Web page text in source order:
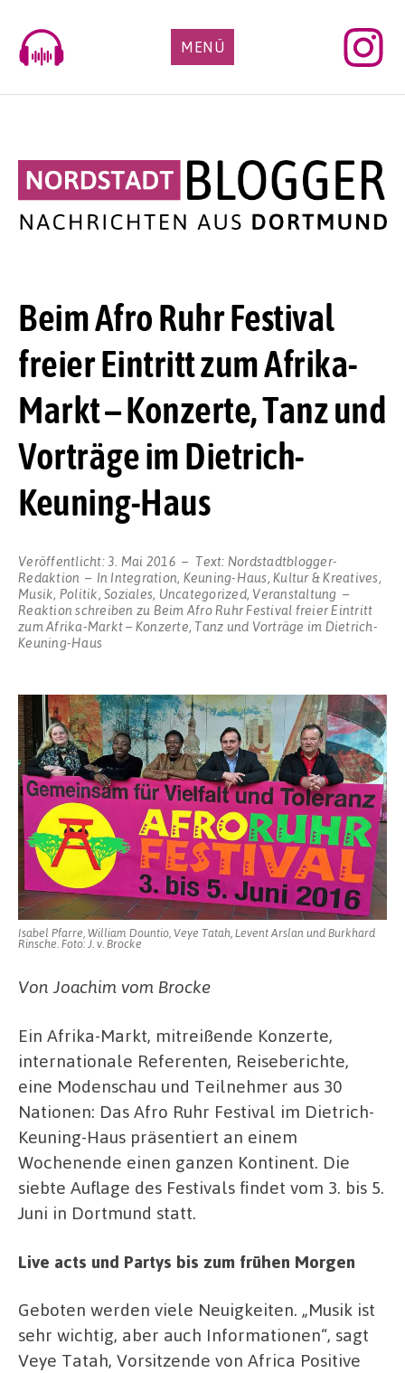
content
MENÜ
Beim Afro Ruhr Festival
freier Eintritt zum Afrika-
Markt – Konzerte, Tanz und
Vorträge im Dietrich-
Keuning-Haus
Veröffentlicht:3. Mai 2016 Text: Nordstadtblogger-
Redaktion
In Integration, Keuning-Haus, Kultur & Kreatives,
Musik, Politik, Soziales, Uncategorized, Veranstaltung
Reaktion schreiben zu Beim Afro Ruhr Festival freier Eintritt
zum Afrika-Markt – Konzerte, Tanz und Vorträge im Dietrich-
Keuning-Haus
Isabel Pfarre, William Dountio, Veye Tatah, Levent Arslan und Burkhard
Rinsche. Foto: J. v. Brocke
Von Joachim vom Brocke
Ein Afrika-Markt, mitreißende Konzerte,
internationale Referenten, Reiseberichte,
eine Modenschau und Teilnehmer aus 30
Nationen: Das Afro Ruhr Festival im Dietrich-
Keuning-Haus präsentiert an einem
Wochenende einen ganzen Kontinent. Die
siebte Auflage des Festivals findet vom 3. bis 5.
Juni in Dortmund statt.
Live acts und Partys bis zum frühen Morgen
Geboten werden viele Neuigkeiten. „Musik ist
sehr wichtig, aber auch Informationen“, sagt
Veye Tatah, Vorsitzende von Africa Positive